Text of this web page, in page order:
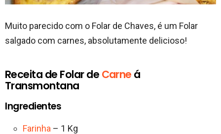
Muito parecido com o Folar de Chaves, é um Folar
salgado com carnes, absolutamente delicioso!
Receita de Folar de Carne á
Transmontana
Ingredientes
Farinha – 1 Kg